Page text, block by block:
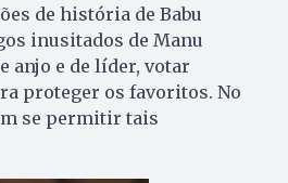
de história de Babu
inusitados de Manu
anjo e de líder, votar
proteger os favoritos. No
se permitir tais